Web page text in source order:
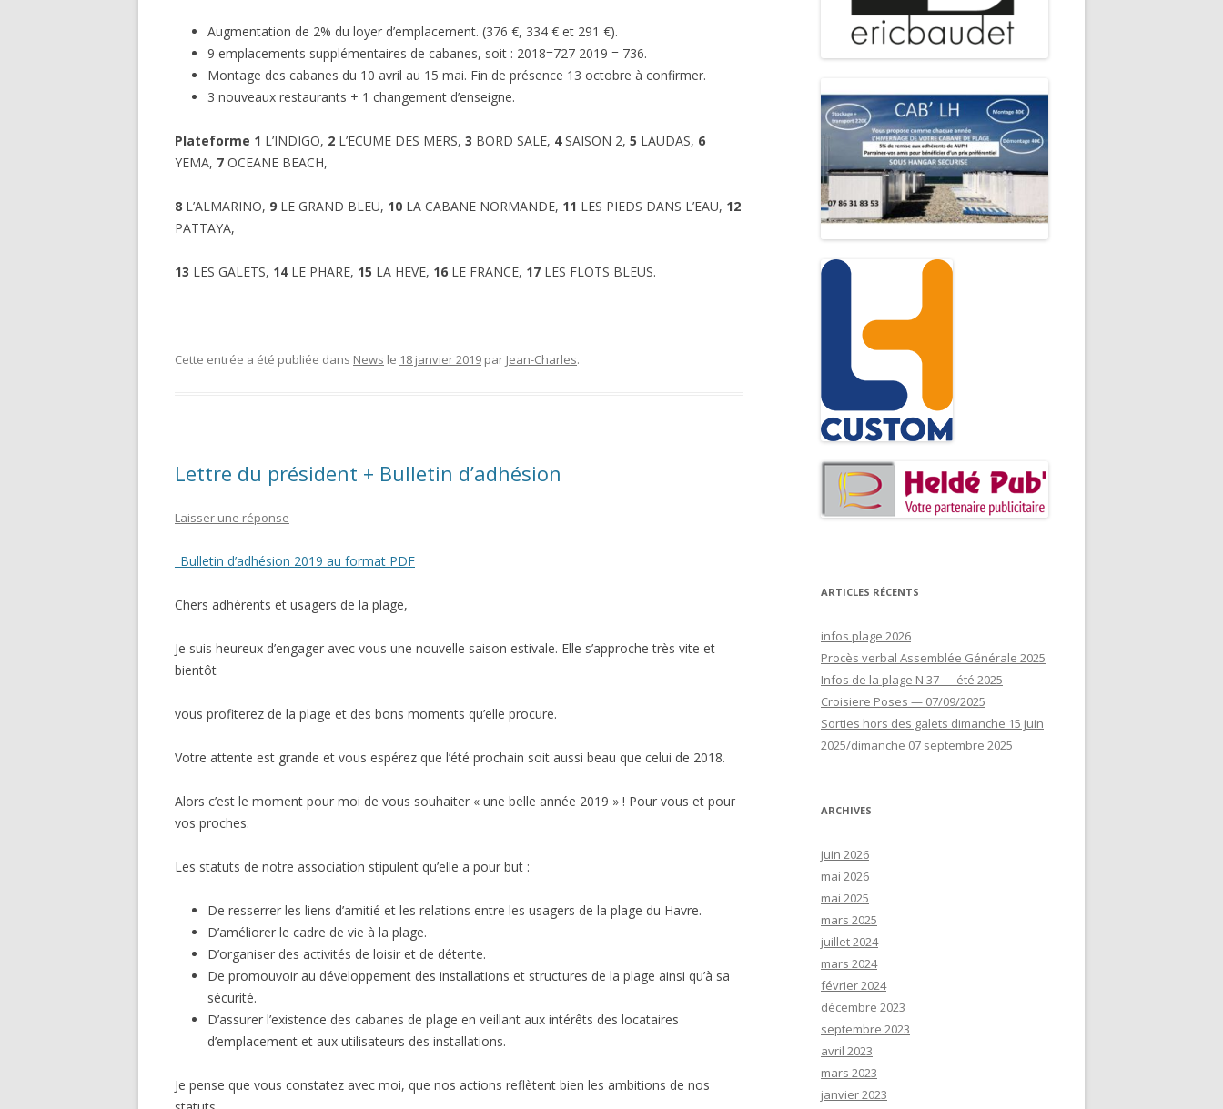
Augmentation de 2% du loyer d’emplacement. (376 €, 334 € et 291 €).
9 emplacements supplémentaires de cabanes, soit : 2018=727 2019 = 736.
Montage des cabanes du 10 avril au 15 mai. Fin de présence 13 octobre à confirmer.
3 nouveaux restaurants + 1 changement d’enseigne.
Plateforme 1 L’INDIGO, 2 L’ECUME DES MERS, 3 BORD SALE, 4SAISON 2, 5 LAUDAS, 6
YEMA, 7 OCEANE BEACH,
8 L’ALMARINO, 9 LE GRAND BLEU, 10 LA CABANE NORMANDE, 11 LES PIEDS DANS L’EAU, 12
PATTAYA,
13 LES GALETS, 14LE PHARE, 15 LA HEVE, 16 LE FRANCE, 17 LES FLOTS BLEUS.
Cette entrée a été publiée dans News le 18 janvier 2019 par Jean-Charles.
Lettre du président + Bulletin d’adhésion
Laisser une réponse
_Bulletin d’adhésion 2019 au format PDF
Chers adhérents et usagers de la plage,
Je suis heureux d’engager avec vous une nouvelle saison estivale. Elle s’approche très vite et
bientôt
vous profiterez de la plage et des bons moments qu’elle procure.
Votre attente est grande et vous espérez que l’été prochain soit aussi beau que celui de 2018.
Alors c’est le moment pour moi de vous souhaiter « une belle année 2019 » ! Pour vous et pour
vos proches.
Les statuts de notre association stipulent qu’elle a pour but :
De resserrer les liens d’amitié et les relations entre les usagers de la plage du Havre.
D’améliorer le cadre de vie à la plage.
D’organiser des activités de loisir et de détente.
De promouvoir au développement des installations et structures de la plage ainsi qu’à sa
sécurité.
D’assurer l’existence des cabanes de plage en veillant aux intérêts des locataires
d’emplacement et aux utilisateurs des installations.
Je pense que vous constatez avec moi, que nos actions reflètent bien les ambitions de nos
ARTICLES RÉCENTS
infos plage 2026
Procès verbal Assemblée Générale 2025
Infos de la plage N 37 — été 2025
Croisiere Poses — 07/09/2025
Sorties hors des galets dimanche 15 juin
2025/dimanche 07 septembre 2025
ARCHIVES
juin 2026
mai 2026
mai 2025
mars 2025
juillet 2024
mars 2024
février 2024
décembre 2023
septembre 2023
avril 2023
mars 2023
janvier 2023